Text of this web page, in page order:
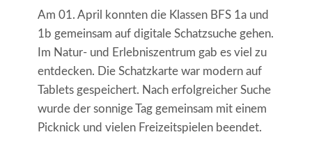
Am 01. April konnten die Klassen BFS 1a und
1b gemeinsam auf digitale Schatzsuche gehen.
Im Natur- und Erlebniszentrum gab es viel zu
entdecken. Die Schatzkarte war modern auf
Tablets gespeichert. Nach erfolgreicher Suche
wurde der sonnige Tag gemeinsam mit einem
Picknick und vielen Freizeitspielen beendet.